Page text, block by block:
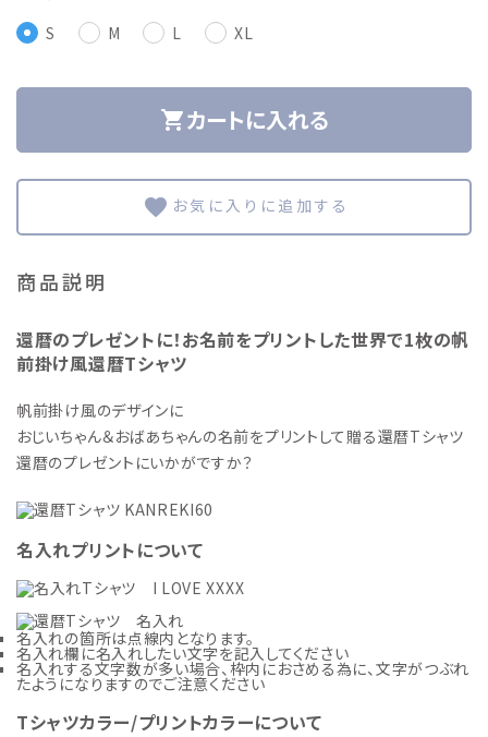
S
M L XL
shopping_cartカートに入れる
favorite
商品説明
還暦のプレゼントに！お名前をプリントした世界で1枚の帆
前掛け風還暦Tシャツ
帆前掛け風のデザインに
おじいちゃん＆おばあちゃんの名前をプリントして贈る還暦Tシャツ
還暦のプレゼントにいかがですか？
名入れプリントについて
名入れの箇所は点線内となります。
名入れ欄に名入れしたい文字を記入してください
名入れする文字数が多い場合、枠内におさめる為に、文字がつぶれ
たようになりますのでご注意ください
Tシャツカラー/プリントカラーについて